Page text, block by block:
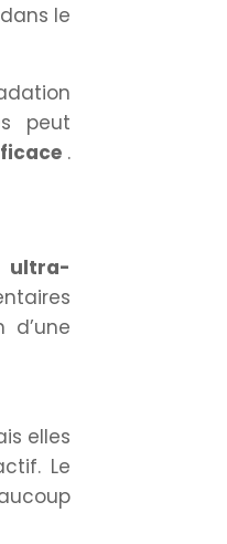
le
peut
.
ultra-
elles
Le